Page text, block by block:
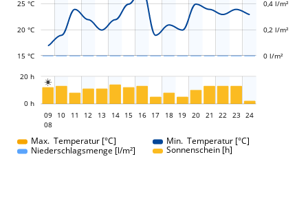
15 °C
20 °C
25 °C
0 l/m²
0,2 l/m²
0,4 l/m²

0 h
20 h
09
09
08
10 11 12 13 14 15 16 17 18 19 20 21 22 23 24
Max. Temperatur [°C]
Min. Temperatur [°C]
Niederschlagsmenge [l/m²]
Sonnenschein [h]